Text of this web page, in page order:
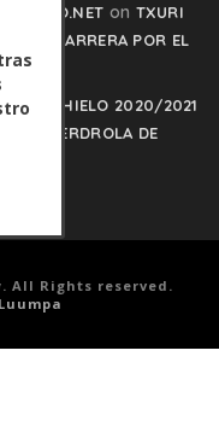
on TXURI
LA CARRERA POR EL
HIELO 2020/2021
IBERDROLA DE
All Rights reserved.